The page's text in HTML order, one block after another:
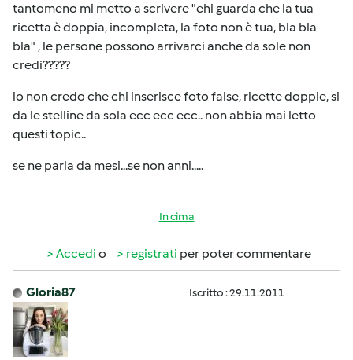
tantomeno mi metto a scrivere "ehi guarda che la tua
ricetta è doppia, incompleta, la foto non è tua, bla bla
bla" , le persone possono arrivarci anche da sole non
credi?????
io non credo che chi inserisce foto false, ricette doppie, si
da le stelline da sola ecc ecc ecc.. non abbia mai letto
questi topic..
se ne parla da mesi...se non anni.....
In cima
Accedi o registrati per poter commentare
Gloria87 Iscritto : 29.11.2011